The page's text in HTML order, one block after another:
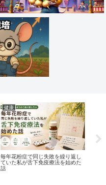
健康
毎年花粉症で同じ失敗を繰り返し
ていた私が舌下免疫療法を始めた
話